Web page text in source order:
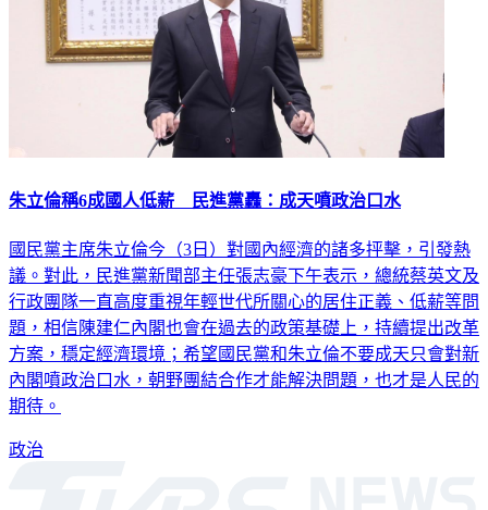
朱立倫稱6成國人低薪 民進黨轟：成天噴政治口水
國民黨主席朱立倫今（3日）對國內經濟的諸多抨擊，引發熱
議。對此，民進黨新聞部主任張志豪下午表示，總統蔡英文及
行政團隊一直高度重視年輕世代所關心的居住正義、低薪等問
題，相信陳建仁內閣也會在過去的政策基礎上，持續提出改革
方案，穩定經濟環境；希望國民黨和朱立倫不要成天只會對新
內閣噴政治口水，朝野團結合作才能解決問題，也才是人民的
期待。
政治